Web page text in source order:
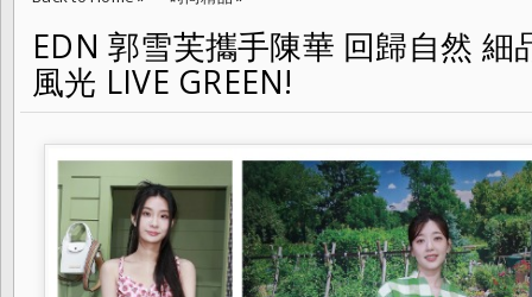
EDN 郭雪芙攜手陳華 回歸自然 細品Longchamp 詩意田園風光 LIVE
EDN 郭雪芙攜手陳華 回歸自然
風光 LIVE GREEN!